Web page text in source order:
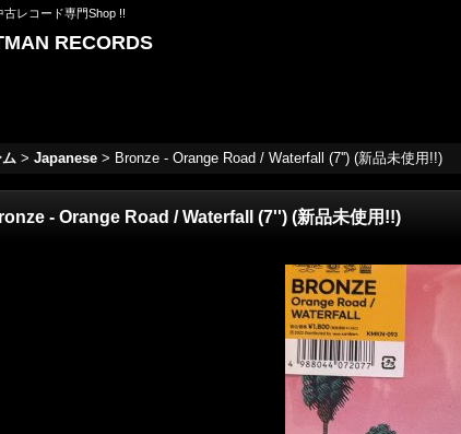
古レコード専門Shop !!
RECORDS
> Japanese > Bronze - Orange Road / Waterfall (7'') (新品未使用!!)
- Orange Road / Waterfall (7'') (新品未使用!!)